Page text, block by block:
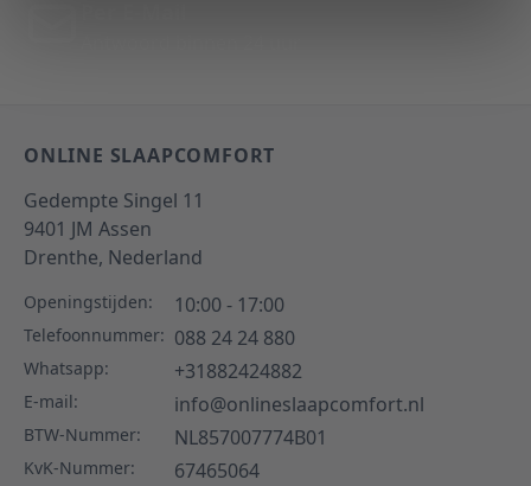
ONLINE SLAAPCOMFORT
Gedempte Singel 11
9401 JM Assen
Drenthe, Nederland
Openingstijden: 10:00 - 17:00
Telefoonnummer: 088 24 24 880
Whatsapp: +31882424882
E-mail: info@onlineslaapcomfort.nl
BTW-Nummer: NL857007774B01
KvK-Nummer: 67465064